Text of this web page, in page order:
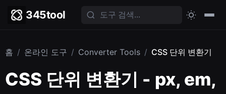
345tool
홈 / 온라인 도구 / Converter Tools / CSS 단위 변환기
CSS 단위 변환기 - px, em,